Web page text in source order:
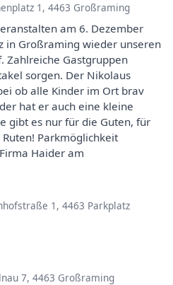
1, 4463 Großraming
am 6. Dezember
in Großraming wieder unseren
Zahlreiche Gastgruppen
sorgen. Der Nikolaus
ob alle Kinder im Ort brav
hat er auch eine kleine
gibt es nur für die Guten, für
Parkmöglichkeit
Haider am
1, 4463 Parkplatz
7, 4463 Großraming